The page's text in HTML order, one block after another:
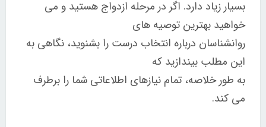
بسیار زیاد دارد. اگر در مرحله ازدواج هستید و می
خواهید بهترین توصیه های
روانشناسان درباره انتخاب درست را بشنوید، نگاهی به
این مطلب بیندازید که
به طور خلاصه، تمام نیازهای اطلاعاتی شما را برطرف
می کند.